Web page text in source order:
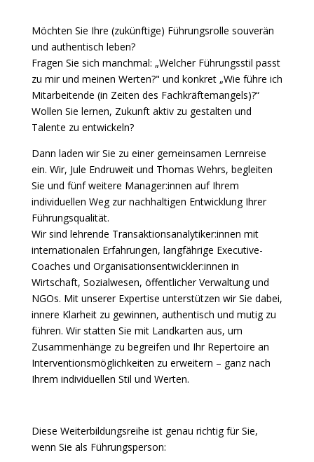
Möchten Sie Ihre (zukünftige) Führungsrolle souverän
und authentisch leben?
Fragen Sie sich manchmal: „Welcher Führungsstil passt
zu mir und meinen Werten?" und konkret „Wie führe ich
Mitarbeitende (in Zeiten des Fachkräftemangels)?“
Wollen Sie lernen, Zukunft aktiv zu gestalten und
Talente zu entwickeln?
Dann laden wir Sie zu einer gemeinsamen Lernreise
ein. Wir, Jule Endruweit und Thomas Wehrs, begleiten
Sie und fünf weitere Manager:innen auf Ihrem
individuellen Weg zur nachhaltigen Entwicklung Ihrer
Führungsqualität.
Wir sind lehrende Transaktionsanalytiker:innen mit
internationalen Erfahrungen, langfährige Executive-
Coaches und Organisationsentwickler:innen in
Wirtschaft, Sozialwesen, öffentlicher Verwaltung und
NGOs. Mit unserer Expertise unterstützen wir Sie dabei,
innere Klarheit zu gewinnen, authentisch und mutig zu
führen. Wir statten Sie mit Landkarten aus, um
Zusammenhänge zu begreifen und Ihr Repertoire an
Interventionsmöglichkeiten zu erweitern – ganz nach
Ihrem individuellen Stil und Werten.
Diese Weiterbildungsreihe ist genau richtig für Sie,
wenn Sie als Führungsperson: